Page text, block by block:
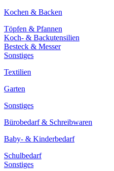
Kochen & Backen
Töpfen & Pfannen
Koch- & Backutensilien
Besteck & Messer
Sonstiges
Textilien
Garten
Sonstiges
Bürobedarf & Schreibwaren
Baby- & Kinderbedarf
Schulbedarf
Sonstiges